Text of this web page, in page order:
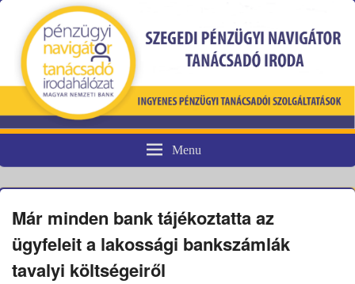
Pénzügyi fogyasztóvédelem
Menu
Már minden bank tájékoztatta az
ügyfeleit a lakossági bankszámlák
tavalyi költségeiről